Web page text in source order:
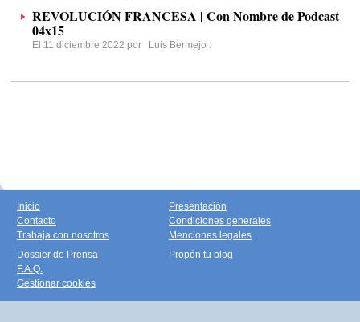
REVOLUCIÓN FRANCESA | Con Nombre de Podcast
04x15
El 11 diciembre 2022 por Luis Bermejo :
Inicio
Contacto
Trabaja con nosotros
Presentación
Condiciones generales
Menciones legales
Dossier de Prensa
F.A.Q.
Gestionar cookies
Propón tu blog